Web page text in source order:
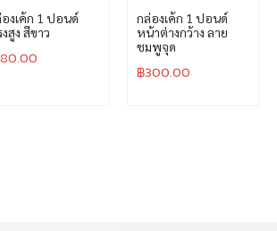
งเค้ก 1 ปอนด์
สูง สีขาว
กล่องเค้ก 1 ปอนด์
หน้าต่างกว้าง ลาย
ชมพูจุด
฿300.00